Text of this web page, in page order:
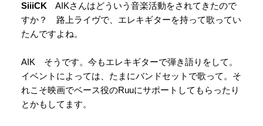
SiiiCK AIKさんはどういう音楽活動をされてきたので
すか？ 路上ライヴで、エレキギターを持って歌ってい
たんですよね。
AIK そうです。今もエレキギターで弾き語りをして。
イベントによっては、たまにバンドセットで歌って。そ
れこそ映画でベース役のRuuにサポートしてもらったり
とかもしてます。